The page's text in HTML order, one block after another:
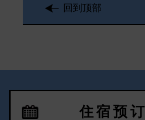
回到顶部
住宿预订